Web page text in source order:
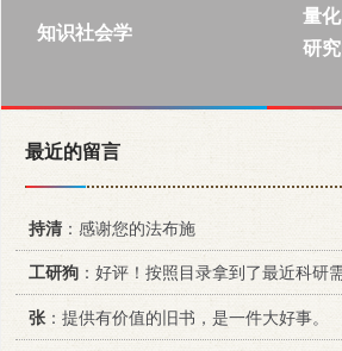
知识社会学
量
研
最近的留言
持清：感谢您的法布施
工研狗 ：好评！按照目录拿到了最近科研
张：提供有价值的旧书，是一件大好事。